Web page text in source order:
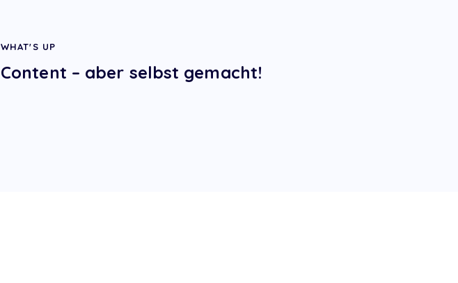
WHAT'S UP
Content – aber selbst gemacht!